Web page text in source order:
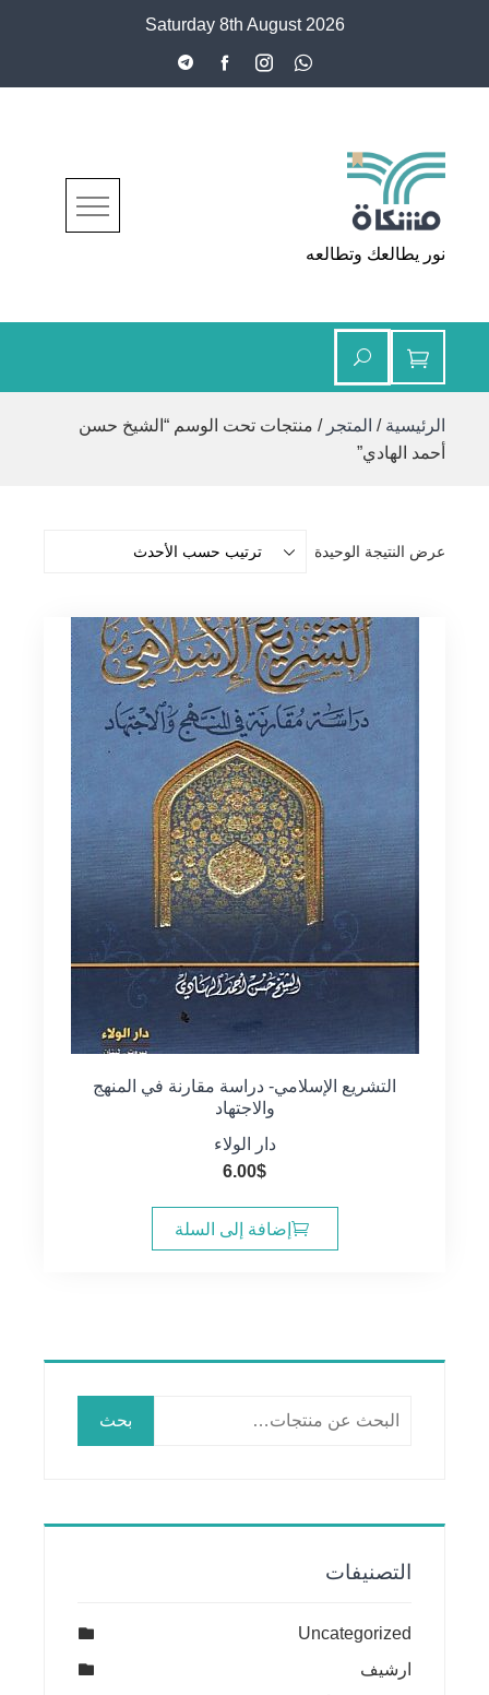
Saturday 8th August 2026
مشكاة
نور يطالعك وتطالعه
الرئيسية / المتجر / منتجات تحت الوسم “الشيخ حسن
أحمد الهادي”
عرض النتيجة الوحيدة
التشريع الإسلامي- دراسة مقارنة في المنهج
والاجتهاد
دار الولاء
6.00$
إضافة إلى السلة
بحث
التصنيفات
Uncategorized
ارشيف